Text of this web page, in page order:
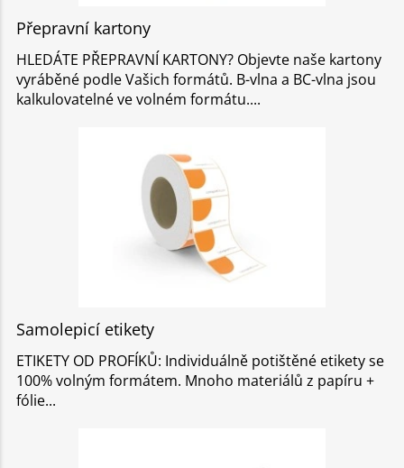
Přepravní kartony
HLEDÁTE PŘEPRAVNÍ KARTONY? Objevte naše kartony
vyráběné podle Vašich formátů. B-vlna a BC-vlna jsou
kalkulovatelné ve volném formátu.
Samolepicí etikety
ETIKETY OD PROFÍKŮ: Individuálně potištěné etikety se
100% volným formátem. Mnoho materiálů z papíru +
fólie